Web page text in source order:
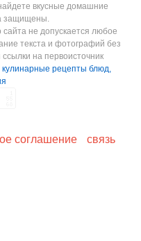
вкусные домашние
защищены.
не допускается любое
текста и фотографий без
на первоисточник
кулинарные рецепты блюд,
соглашение связь